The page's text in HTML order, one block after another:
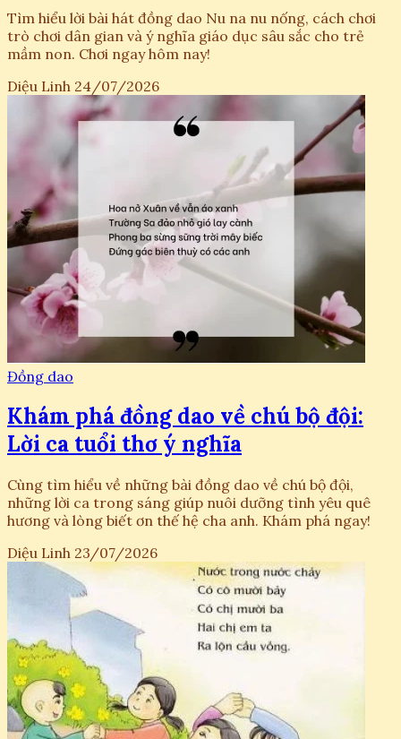
Tìm hiểu lời bài hát đồng dao Nu na nu nống, cách chơi
trò chơi dân gian và ý nghĩa giáo dục sâu sắc cho trẻ
mầm non. Chơi ngay hôm nay!
Diệu Linh 24/07/2026
Đồng dao
Khám phá đồng dao về chú bộ đội:
Lời ca tuổi thơ ý nghĩa
Cùng tìm hiểu về những bài đồng dao về chú bộ đội,
những lời ca trong sáng giúp nuôi dưỡng tình yêu quê
hương và lòng biết ơn thế hệ cha anh. Khám phá ngay!
Diệu Linh 23/07/2026